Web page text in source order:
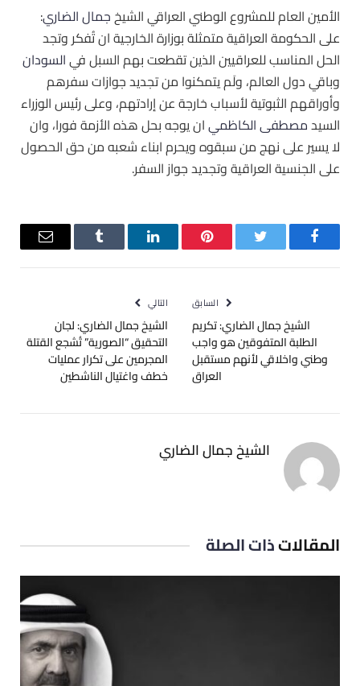
الأمين العام للمشروع الوطني العراقي الشيخجمال الضاري:
على الحكومة العراقية متمثلة بوزارة الخارجية ان تُفكر وتجد
الحل المناسب للعراقيين الذين تقطعت بهم السبل فيالسودان
وباقي دول العالم، ولَم يتمكنوا من تجديد جوازات سفرهم
وأوراقهم الثبوتية لأسباب خارجة عن إرادتهم، وعلى رئيس الوزراء
السيدمصطفى الكاظميان يوجه بحل هذه الأزمة فورا، وان
لا يسير على نهج من سبقوه ويحرم ابناء شعبه من حق الحصول
على الجنسية العراقية وتجديد جواز السفر.
فيسبوك تويتر بينتيريستلينكدإن Tumblr
البريد
السابق
الشيخ جمال الضاري: تكريم
الطلبة المتفوقين هو واجب
وطني واخلاقي لأنهم مستقبل
العراق
التالي
الشيخ جمال الضاري: لجان
التحقيق “الصورية” تُشجع القتلة
المجرمين على تكرار عمليات
خطف واغتيال الناشطين
الشيخ جمال الضاري
المقالاتذات الصلة